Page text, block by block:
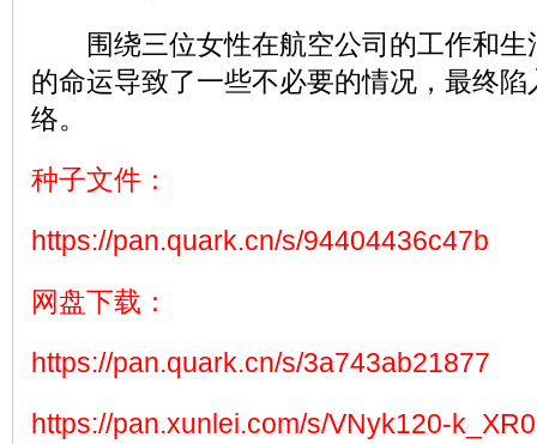
围绕三位女性在航空公司的工作和生
的命运导致了一些不必要的情况，最终
络。
种子文件：
https://pan.quark.cn/s/94404436c47b
网盘下载：
https://pan.quark.cn/s/3a743ab21877
https://pan.xunlei.com/s/VNyk120-